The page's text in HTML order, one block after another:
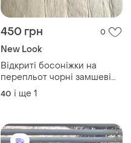
450 грн 0
New Look
Відкриті босоніжки на
перепльот чорні замшеві
на танкетці з джутом
босоножки 41 розмір
40 і ще 1